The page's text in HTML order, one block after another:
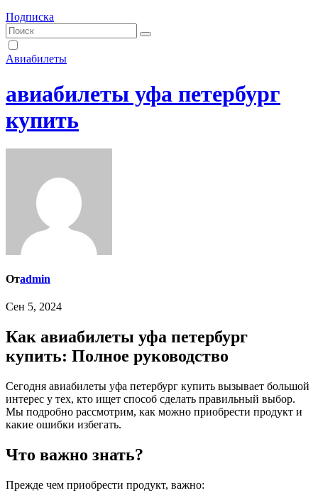
Подписка
Авиабилеты
авиабилеты уфа петербург
купить
Отadmin
Сен 5, 2024
Как авиабилеты уфа петербург
купить: Полное руководство
Сегодня авиабилеты уфа петербург купить вызывает большой
интерес у тех, кто ищет способ сделать правильный выбор.
Мы подробно рассмотрим, как можно приобрести продукт и
какие ошибки избегать.
Что важно знать?
Прежде чем приобрести продукт, важно: